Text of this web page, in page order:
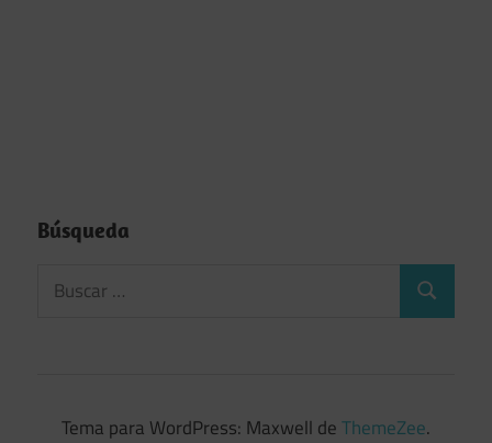
Búsqueda
Tema para WordPress: Maxwell deThemeZee.